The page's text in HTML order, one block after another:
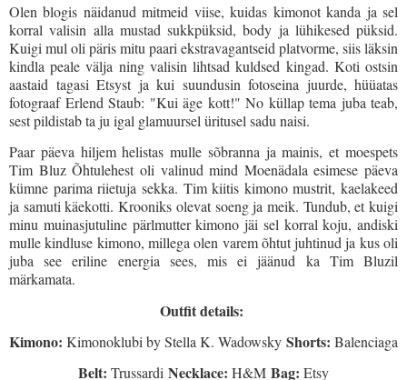
Olen blogis näidanud mitmeid viise, kuidas kimonot kanda ja sel
korral valisin alla mustad sukkpüksid, body ja lühikesed püksid.
Kuigi mul oli päris mitu paari ekstravagantseid platvorme, siis läksin
kindla peale välja ning valisin lihtsad kuldsed kingad. Koti ostsin
aastaid tagasi Etsyst ja kui suundusin fotoseina juurde, hüüatas
fotograaf Erlend Staub: "Kui äge kott!" No küllap tema juba teab,
sest pildistab ta ju igal glamuursel üritusel sadu naisi.
Paar päeva hiljem helistas mulle sõbranna ja mainis, et moespets
Tim Bluz Õhtulehest oli valinud mind Moenädala esimese päeva
kümne parima riietuja sekka. Tim kiitis kimono mustrit, kaelakeed
ja samuti käekotti. Krooniks olevat soeng ja meik. Tundub, et kuigi
minu muinasjutuline pärlmutter kimono jäi sel korral koju, andiski
mulle kindluse kimono, millega olen varem õhtut juhtinud ja kus oli
juba see eriline energia sees, mis ei jäänud ka Tim Bluzil
märkamata.
Outfit details:
Kimono: Kimonoklubi by Stella K. Wadowsky Shorts: Balenciaga
Belt: Trussardi Necklace: H&M Bag: Etsy